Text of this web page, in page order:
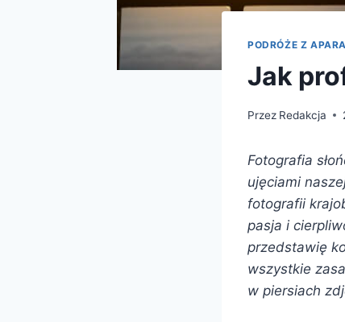
PODRÓŻE Z
Jak
Przez Redakcja
Fotografia
ujęciami
fotografii
pasja i
przedstawię
wszystkie
w piersiach